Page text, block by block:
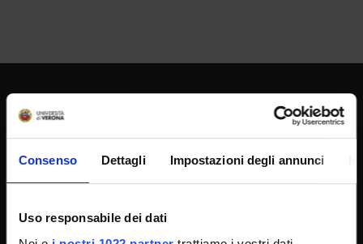
Consenso Dettagli Impostazioni degli annunci
Uso responsabile dei dati
SPORTELLO ATENEO
Concorsi